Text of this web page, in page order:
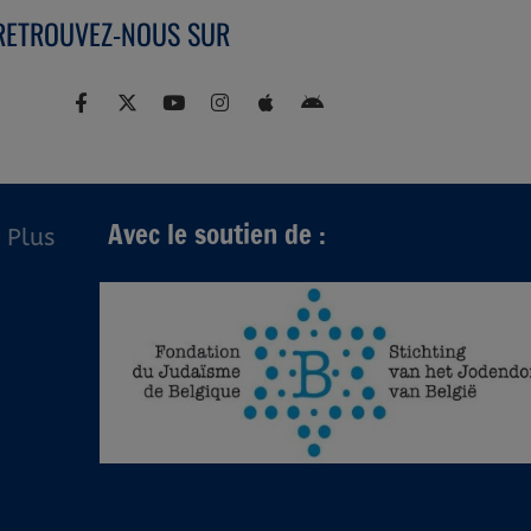
NOUS SUR
Plus Avec le soutien de :